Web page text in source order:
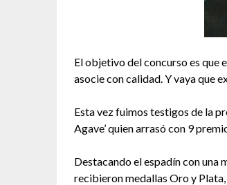
El objetivo del concurso es que
asocie con calidad. Y vaya que
Esta vez fuimos testigos de la
Agave’ quien arrasó con 9
Destacando el espadín con una
recibieron medallas Oro y